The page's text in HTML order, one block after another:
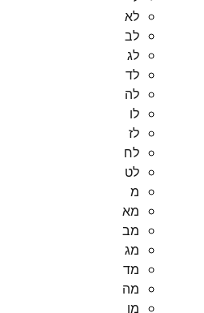
לא
לב
לג
לד
לה
לו
לז
לח
לט
מ
מא
מב
מג
מד
מה
מו